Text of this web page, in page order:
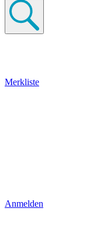
Merkliste
Anmelden